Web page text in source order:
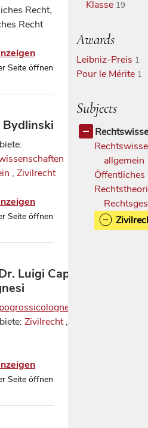
Recht,
Recht
Seite öffnen
Bydlinski
, Zivilrecht
Seite öffnen
Luigi Capogrossi
Zivilrecht, Römisches
Seite öffnen
Klasse 19
Awards
Leibniz-Preis 1
Pour le Mérite 1
Subjects
allgemein